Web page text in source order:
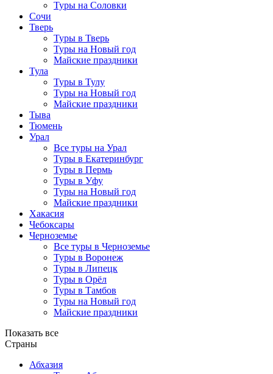
Туры на Соловки
Сочи
Тверь
Туры в Тверь
Туры на Новый год
Майские праздники
Тула
Туры в Тулу
Туры на Новый год
Майские праздники
Тыва
Тюмень
Урал
Все туры на Урал
Туры в Екатеринбург
Туры в Пермь
Туры в Уфу
Туры на Новый год
Майские праздники
Хакасия
Чебоксары
Черноземье
Все туры в Черноземье
Туры в Воронеж
Туры в Липецк
Туры в Орёл
Туры в Тамбов
Туры на Новый год
Майские праздники
Показать все
Страны
Абхазия